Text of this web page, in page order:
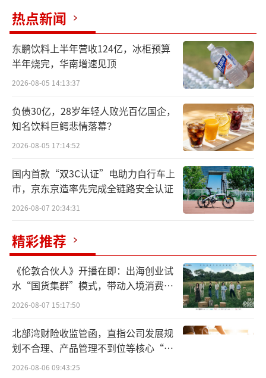
王茶姬开启了新征程，登陆纳斯达克。根据发
行价28美元测算，此次IPO募资规模为4.11亿美
元。开盘涨超20.53%，报33.75美元。收盘，
霸王茶姬股价为32.44美元，涨幅为15.86%，
据招股书信息，此次IPO募集的资金，将用
于用于科技投入、新品研发、扩大门店规模、
构建海外供应链网络等。
在霸王茶姬看来，企业上市不只是商业行
为，也是让东方茶再次从中国走向世界，链接
人与人的文化之旅。霸王茶姬创始人张俊杰在
上市后的内部信中提到，希望茶成为全球人们
日常生活的一部分，“像咖啡一样自然，却更
有温度”。
个快闪店。在快闪店，茶友可以现场品尝“伯
牙绝弦”这样的经典产品。另外，霸王茶姬在
热点新闻
东鹏饮料上半年营收124亿，冰柜预算
半年烧完，华南增速见顶
2026-08-05 14:13:37
负债30亿，28岁年轻人败光百亿国企，
知名饮料巨鳄悲情落幕？
2026-08-05 17:14:52
国内首款“双3C认证”电助力自行车上
市，京东京造率先完成全链路安全认证
2026-08-07 20:34:31
精彩推荐
《伦敦合伙人》开播在即：出海创业试
水“国货集群”模式，带动入境消费反
向种草
2026-08-07 15:17:50
北部湾财险收监管函，直指公司发展规
划不合理、产品管理不到位等核心“痛
点”
2026-08-06 09:43:25